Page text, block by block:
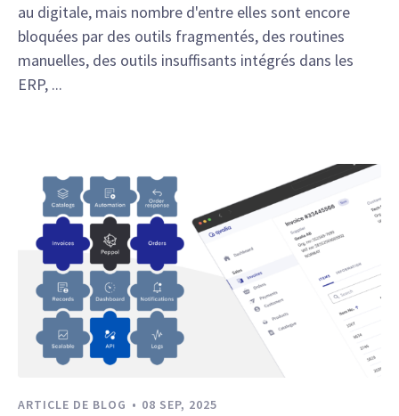
au digitale, mais nombre d'entre elles sont encore
bloquées par des outils fragmentés, des routines
manuelles, des outils insuffisants intégrés dans les
ERP, ...
ARTICLE DE BLOG 08 SEP, 2025